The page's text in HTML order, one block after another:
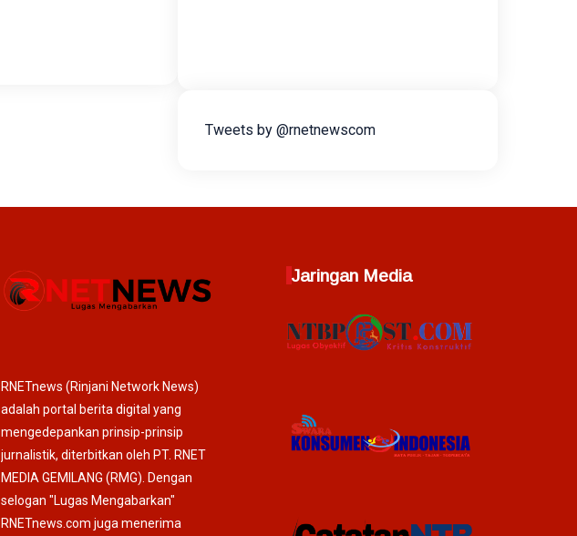
Tweets by @rnetnewscom
RNETnews (Rinjani Network News)
adalah portal berita digital yang
mengedepankan prinsip-prinsip
jurnalistik, diterbitkan oleh PT. RNET
MEDIA GEMILANG (RMG). Dengan
selogan "Lugas Mengabarkan"
RNETnews.com juga menerima
Jaringan Media